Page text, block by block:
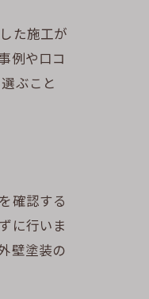
た施工が
例や口コ
ぶこと
確認する
に行いま
壁塗装の